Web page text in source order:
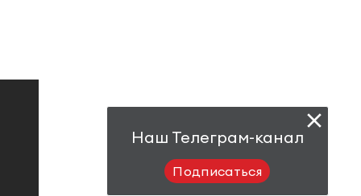
Наш Телеграм-канал
Подписаться